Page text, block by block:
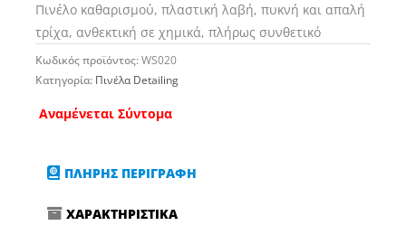
Πινέλο καθαρισμού, πλαστική λαβή, πυκνή και απαλή
τρίχα, ανθεκτική σε χημικά, πλήρως συνθετικό
Κωδικός προϊόντος:WS020
Κατηγορία: Πινέλα Detailing
Αναμένεται Σύντομα
ΠΛΗΡΗΣ ΠΕΡΙΓΡΑΦΗ
ΧΑΡΑΚΤΗΡΙΣΤΙΚΑ